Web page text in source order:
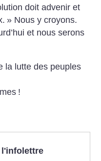
doit advenir et
» Nous y croyons.
et nous serons
la lutte des peuples
!
l'infolettre